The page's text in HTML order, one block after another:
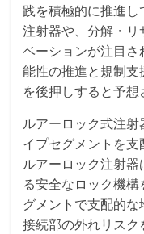
践を積極的に推進
注射器や、分解・
ベーションが注目
能性の推進と規制
を後押しすると予想
ルアーロック式注
イプセグメントを支
ルアーロック注射
る安全なロック機
グメントで支配的
接続部の外れリス